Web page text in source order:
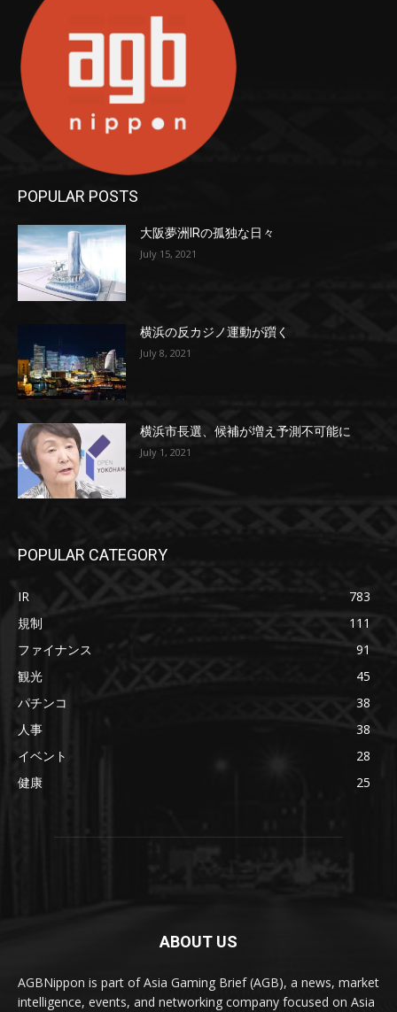
POPULAR POSTS
大阪夢洲IRの孤独な日々
July 15, 2021
横浜の反カジノ運動が躓く
July 8, 2021
横浜市長選、候補が増え予測不可能に
July 1, 2021
POPULAR CATEGORY
IR
783
規制
111
ファイナンス
91
観光
45
パチンコ
38
人事
38
イベント
28
健康
25
ABOUT US
AGBNippon is part of Asia Gaming Brief (AGB), a news, market
intelligence, events, and networking company focused on Asia